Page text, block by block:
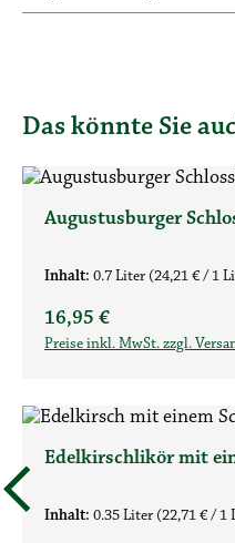
Produktgalerie
Das könnte Sie
Augustusburger
Inhalt: 0.7 Liter (24,21 € / 1
Regulärer Preis:
16,95 €
Preise inkl. MwSt. zzgl.
Edelkirschlikör mit
Inhalt: 0.35 Liter (22,71 € / 1